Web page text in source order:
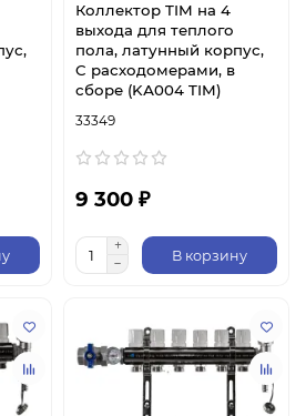
Коллектор TIM на 4
выхода для теплого
пола, латунный корпус,
C расходомерами, в
сборе (KА004 TIM)
33349
9 300 ₽
В корзину